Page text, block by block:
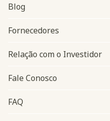
Navegação do rodapé
Blog
Fornecedores
Relação com o Investidor
Fale Conosco
FAQ